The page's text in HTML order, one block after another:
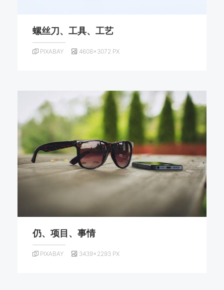
螺丝刀、工具、工艺
PIXABAY 4608×3072 PX
仍、项目、事情
PIXABAY 3439×2293 PX